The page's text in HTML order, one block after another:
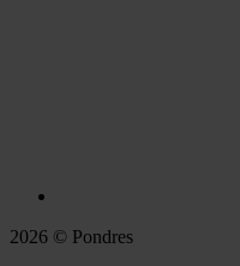
2026 © Pondres